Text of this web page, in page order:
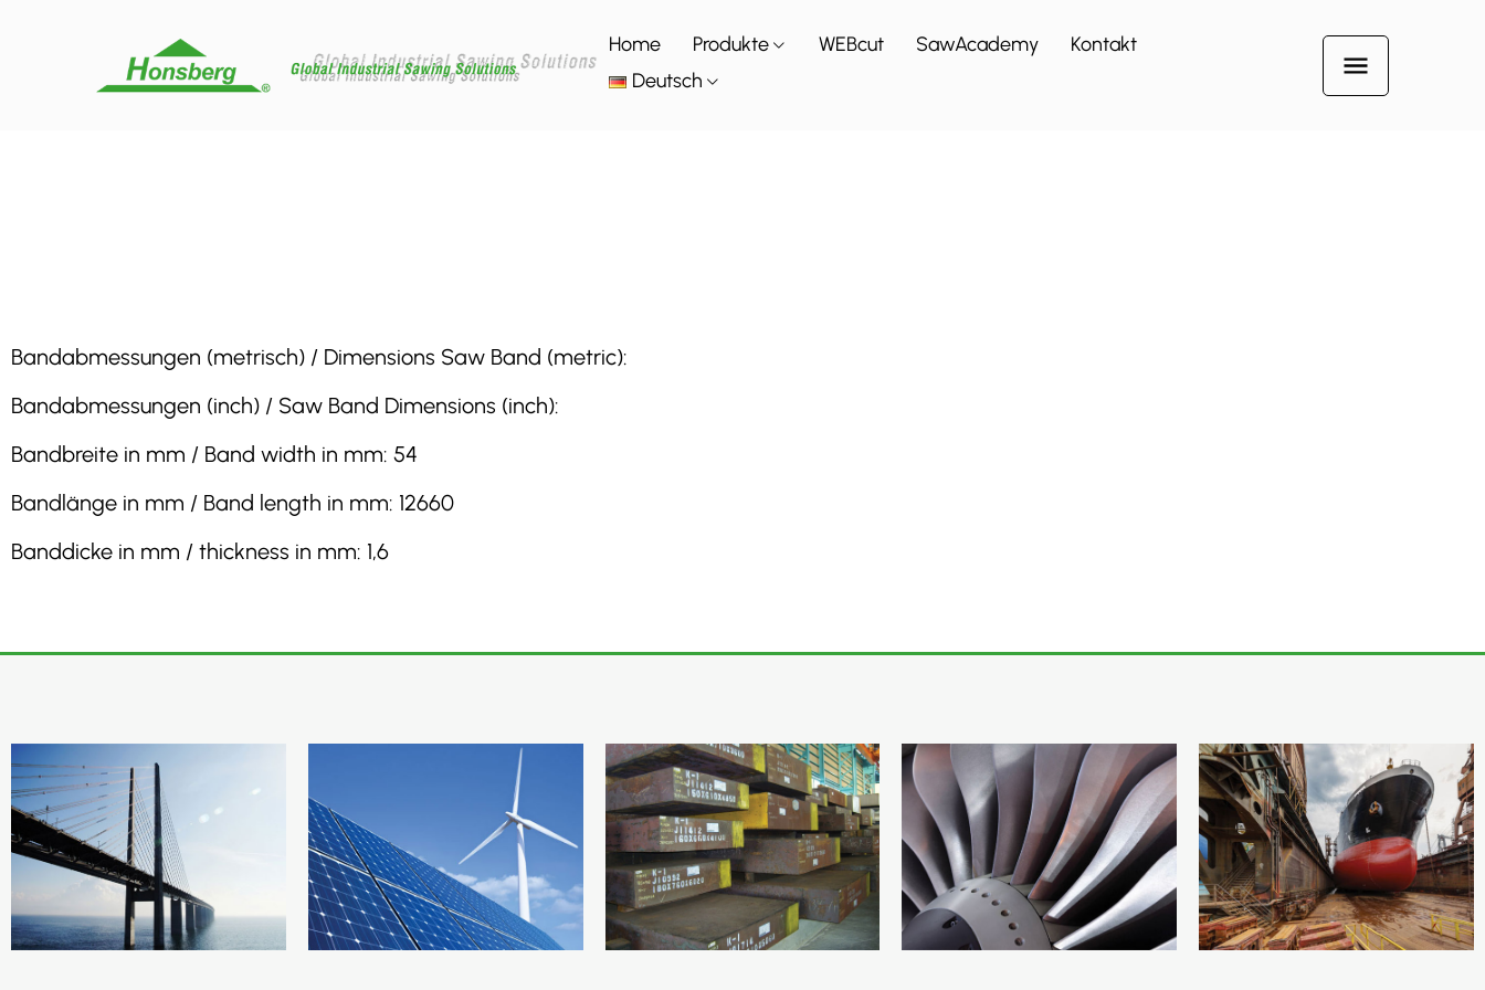
Home Produkte WEBcut SawAcademy
Kontakt
Deutsch
Bandabmessungen (metrisch) / Dimensions Saw Band (metric):
Bandabmessungen (inch) / Saw Band Dimensions (inch):
Bandbreite in mm / Band width in mm: 54
Bandlänge in mm / Band length in mm: 12660
Banddicke in mm / thickness in mm: 1,6